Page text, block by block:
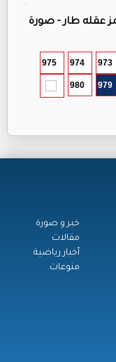
عقله طار - صورة
973
974
975
979
980
خبر و صورة
مقالات
أخبار رياضية
منوعات